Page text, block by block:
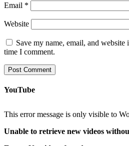
Email *
Website
Save my name, email, and
time I comment.
YouTube
This error message is only visible to
Unable to retrieve new videos